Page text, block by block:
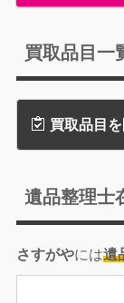
買取品目一
買取品目を
遺品整理士
さすがやには遺